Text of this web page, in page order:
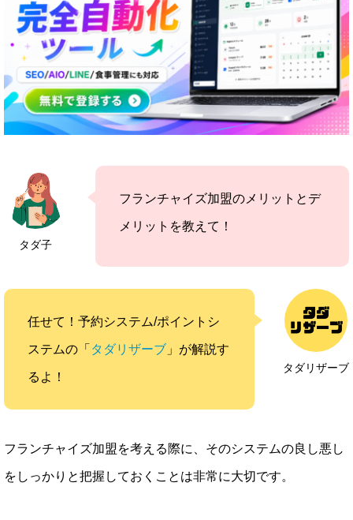
タダ子
フランチャイズ加盟のメリットとデ
メリットを教えて！
タダリザーブ
任せて！予約システム/ポイントシ
ステムの「 タダリザーブ 」が解説す
るよ！
フランチャイズ加盟を考える際に、そのシステムの良し悪し
をしっかりと把握しておくことは非常に大切です。